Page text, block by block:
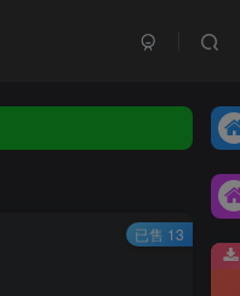
已售 13